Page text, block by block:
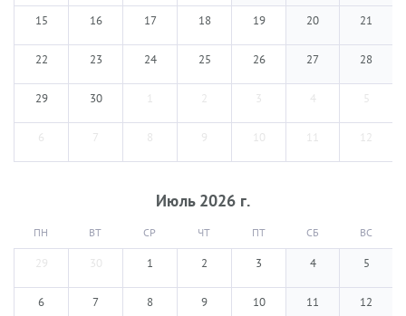
15 16 17 18 19 20 21
22 23 24 25 26 27 28
29 30 1 2 3 4 5
6 7 8 9 10 11 12
Июль 2026 г.
ПН ВТ СР ЧТ ПТ СБ ВС
29 30 1 2 3 4 5
6 7 8 9 10 11 12